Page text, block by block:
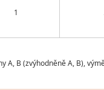
1
B (zvýhodněně A, B),